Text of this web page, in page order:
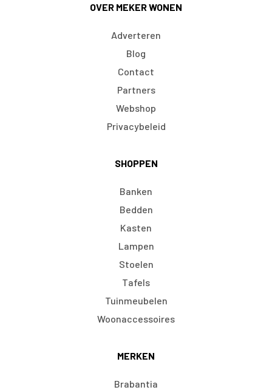
OVER MEKER WONEN
Adverteren
Blog
Contact
Partners
Webshop
Privacybeleid
SHOPPEN
Banken
Bedden
Kasten
Lampen
Stoelen
Tafels
Tuinmeubelen
Woonaccessoires
MERKEN
Brabantia